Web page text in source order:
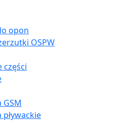
opon
OSPW
części